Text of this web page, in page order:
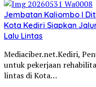
Jembatan Kaliombo I
Kota Kediri Siapkan
Lalu Lintas
Mediaciber.net.Kediri,
untuk pekerjaan
lintas di Kota…